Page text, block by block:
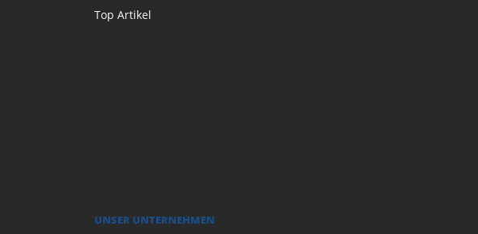
Top Artikel
UNSER UNTERNEHMEN